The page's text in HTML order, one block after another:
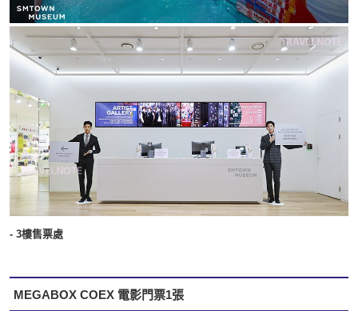
- 3樓售票處
MEGABOX COEX 電影門票1張